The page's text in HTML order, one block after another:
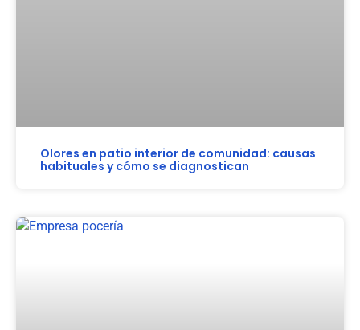
Olores en patio interior de comunidad: causas
habituales y cómo se diagnostican